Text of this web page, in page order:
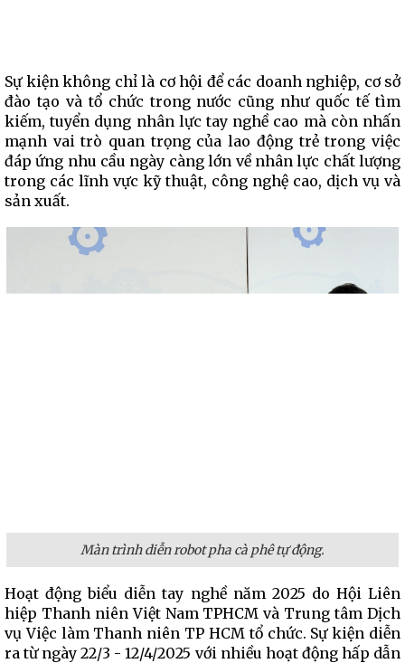
Sự kiện không chỉ là cơ hội để các doanh nghiệp, cơ sở
đào tạo và tổ chức trong nước cũng như quốc tế tìm
kiếm, tuyển dụng nhân lực tay nghề cao mà còn nhấn
mạnh vai trò quan trọng của lao động trẻ trong việc
đáp ứng nhu cầu ngày càng lớn về nhân lực chất lượng
trong các lĩnh vực kỹ thuật, công nghệ cao, dịch vụ và
sản xuất.
Màn trình diễn robot pha cà phê tự động.
Hoạt động biểu diễn tay nghề năm 2025 do Hội Liên
hiệp Thanh niên Việt Nam TPHCM và Trung tâm Dịch
vụ Việc làm Thanh niên TP HCM tổ chức. Sự kiện diễn
ra từ ngày 22/3 - 12/4/2025 với nhiều hoạt động hấp dẫn